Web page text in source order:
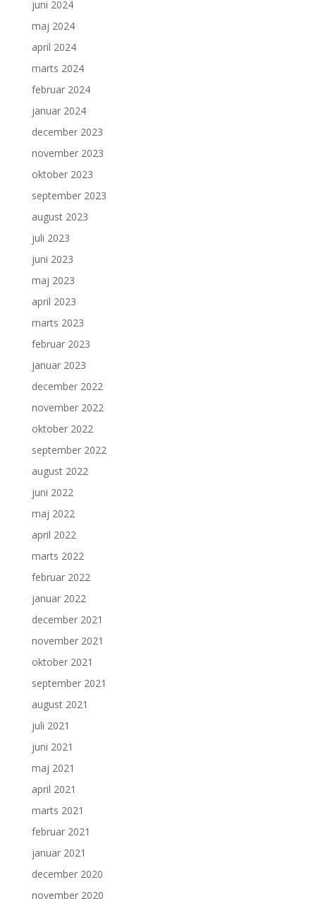
juni 2024
maj 2024
april 2024
marts 2024
februar 2024
januar 2024
december 2023
november 2023
oktober 2023
september 2023
august 2023
juli 2023
juni 2023
maj 2023
april 2023
marts 2023
februar 2023
januar 2023
december 2022
november 2022
oktober 2022
september 2022
august 2022
juni 2022
maj 2022
april 2022
marts 2022
februar 2022
januar 2022
december 2021
november 2021
oktober 2021
september 2021
august 2021
juli 2021
juni 2021
maj 2021
april 2021
marts 2021
februar 2021
januar 2021
december 2020
november 2020